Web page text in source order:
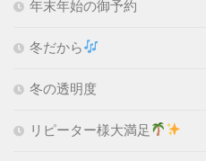
年末年始の御予約
冬だから
冬の透明度
リピーター様大満足